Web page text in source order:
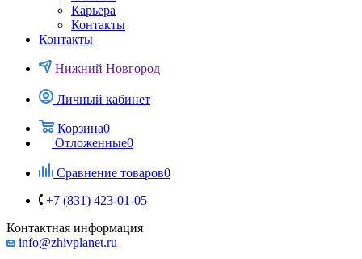
Карьера
Контакты
Контакты
Нижний Новгород
Личный кабинет
Корзина0
Отложенные0
Сравнение товаров0
+7 (831) 423-01-05
Контактная информация
info@zhivplanet.ru